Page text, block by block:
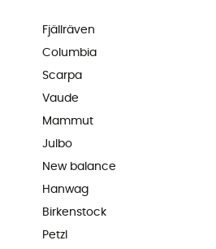
Fjällräven
Columbia
Scarpa
Vaude
Mammut
Julbo
New balance
Hanwag
Birkenstock
Petzl